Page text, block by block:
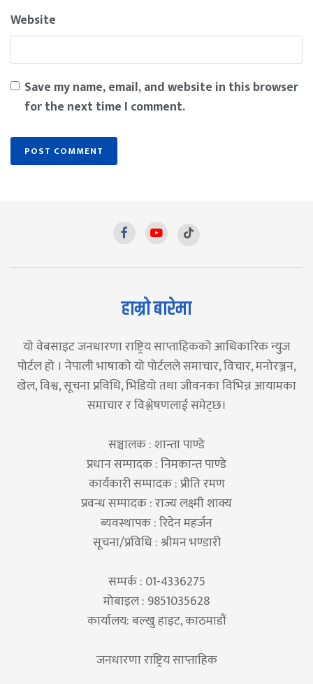
Website
Save my name, email, and website in this browser
for the next time I comment.
हाम्रो बारेमा
यो वेबसाइट जनधारणा राष्ट्रिय साप्ताहिकको आधिकारिक न्युज
पोर्टल हो । नेपाली भाषाको यो पोर्टलले समाचार, विचार, मनोरञ्जन,
खेल, विश्व, सूचना प्रविधि, भिडियो तथा जीवनका विभिन्न आयामका
समाचार र विश्लेषणलाई समेट्छ।
सञ्चालक : शान्ता पाण्डे
प्रधान सम्पादक : निमकान्त पाण्डे
कार्यकारी सम्पादक : प्रीति रमण
प्रवन्ध सम्पादक : राज्य लक्ष्मी शाक्य
ब्यवस्थापक : रिदेन महर्जन
सूचना/प्रविधि : श्रीमन भण्डारी
सम्पर्क : 01-4336275
मोबाइल : 9851035628
कार्यालय: बल्खु हाइट, काठमाडौं
जनधारणा राष्ट्रिय साप्ताहिक